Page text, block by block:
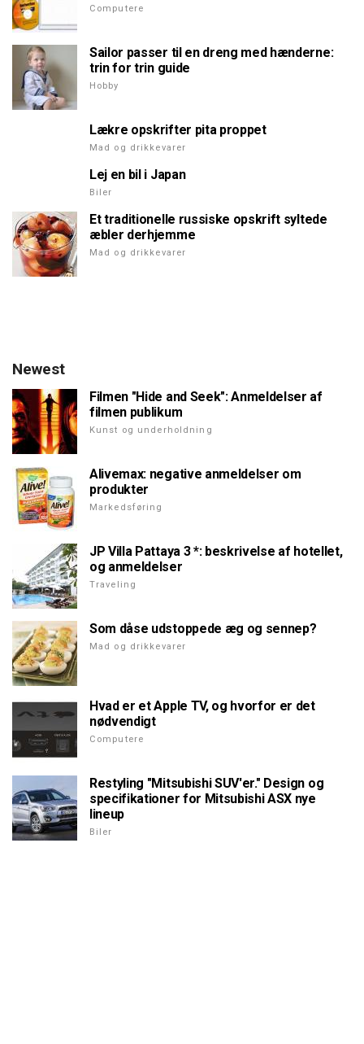
Computere
Sailor passer til en dreng med hænderne:
trin for trin guide
Hobby
Lækre opskrifter pita proppet
Mad og drikkevarer
Lej en bil i Japan
Biler
Et traditionelle russiske opskrift syltede
æbler derhjemme
Mad og drikkevarer
Newest
Filmen "Hide and Seek": Anmeldelser af
filmen publikum
Kunst og underholdning
Alivemax: negative anmeldelser om
produkter
Markedsføring
JP Villa Pattaya 3 *: beskrivelse af hotellet,
og anmeldelser
Traveling
Som dåse udstoppede æg og sennep?
Mad og drikkevarer
Hvad er et Apple TV, og hvorfor er det
nødvendigt
Computere
Restyling "Mitsubishi SUV'er." Design og
specifikationer for Mitsubishi ASX nye
lineup
Biler